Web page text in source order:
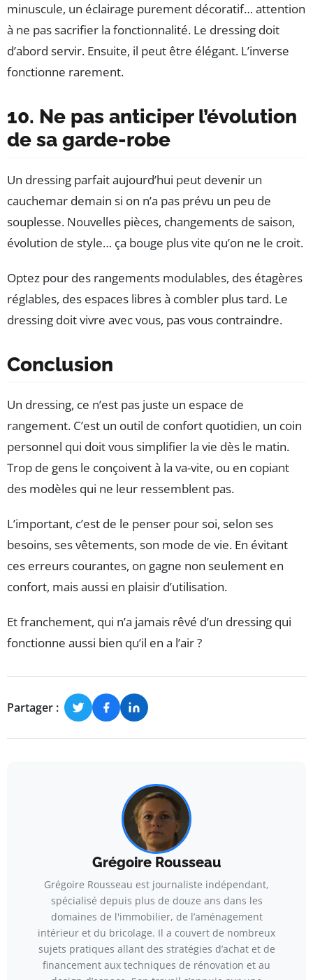
minuscule, un éclairage purement décoratif… attention
à ne pas sacrifier la fonctionnalité. Le dressing doit
d’abord servir. Ensuite, il peut être élégant. L’inverse
fonctionne rarement.
10. Ne pas anticiper l’évolution
de sa garde-robe
Un dressing parfait aujourd’hui peut devenir un
cauchemar demain si on n’a pas prévu un peu de
souplesse. Nouvelles pièces, changements de saison,
évolution de style… ça bouge plus vite qu’on ne le croit.
Optez pour des rangements modulables, des étagères
réglables, des espaces libres à combler plus tard. Le
dressing doit vivre avec vous, pas vous contraindre.
Conclusion
Un dressing, ce n’est pas juste un espace de
rangement. C’est un outil de confort quotidien, un coin
personnel qui doit vous simplifier la vie dès le matin.
Trop de gens le conçoivent à la va-vite, ou en copiant
des modèles qui ne leur ressemblent pas.
L’important, c’est de le penser pour soi, selon ses
besoins, ses vêtements, son mode de vie. En évitant
ces erreurs courantes, on gagne non seulement en
confort, mais aussi en plaisir d’utilisation.
Et franchement, qui n’a jamais rêvé d’un dressing qui
fonctionne aussi bien qu’il en a l’air ?
Partager :
Grégoire Rousseau
Grégoire Rousseau est journaliste indépendant,
spécialisé depuis plus de douze ans dans les
domaines de l'immobilier, de l’aménagement
intérieur et du bricolage. Il a couvert de nombreux
sujets pratiques allant des stratégies d’achat et de
financement aux techniques de rénovation et au